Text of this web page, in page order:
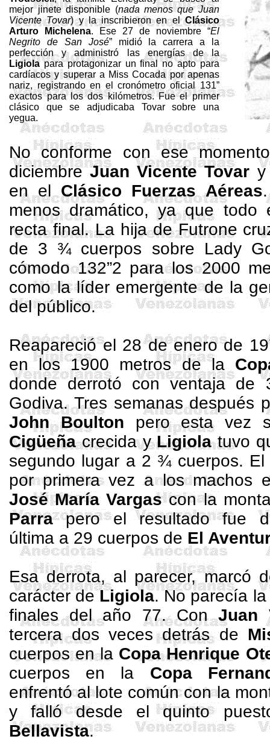
mejor jinete disponible (nada menos que Juan
Vicente Tovar) y la inscribieron en elClásico
Arturo Michelena. Ese 27 de noviembre “El
Negrito de San José” midió la carrera a la
perfección y administró las energías dela
Ligiolapara protagonizar un final no apto para
cardíacos y superar a Miss Cocada por apenas
nariz, registrando en el cronómetro oficial 131”
exactos para los dos kilómetros. Fue el primer
clásico que se adjudicaba Tovar sobre una
yegua.
No conforme con ese
diciembreJuan Vicente Tovar
en elClásico Fuerzas Aéreas
menos dramático, ya que todo
recta final. La hija deFutrone
de 3 ¾ cuerpos sobre Lady
cómodo 132”2 para los2000
como la líder emergente de la
del público.
Reapareció el 28 de enero de
en los1900 metrosdela
donde derrotó con ventaja
Godiva. Tres semanas después
John Boulton pero esta vez
Cigüeñacrecida yLigiolatuvo
segundo lugar a 2 ¾ cuerpos.
por primera vez a los machos
José María Vargascon la
Parrapero el resultado fue
última a 29 cuerpos de El
Esa derrota, al parecer, marcó
carácter deLigiola. No parecía
finales del año 77. ConJuan
tercera dos veces detrás de
cuerpos enla Copa Henrique
cuerpos en la Copa
enfrentó al lote común con la
y falló desde el quinto
Bellavista.